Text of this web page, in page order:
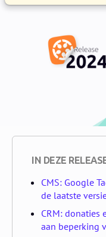
IN DEZE
CMS: Google
de laatste
CRM: donaties
aan beperking